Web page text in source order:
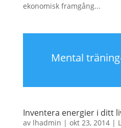
ekonomisk framgång...
Mental
Inventera energier i ditt
av lhadmin | okt 23, 2014|